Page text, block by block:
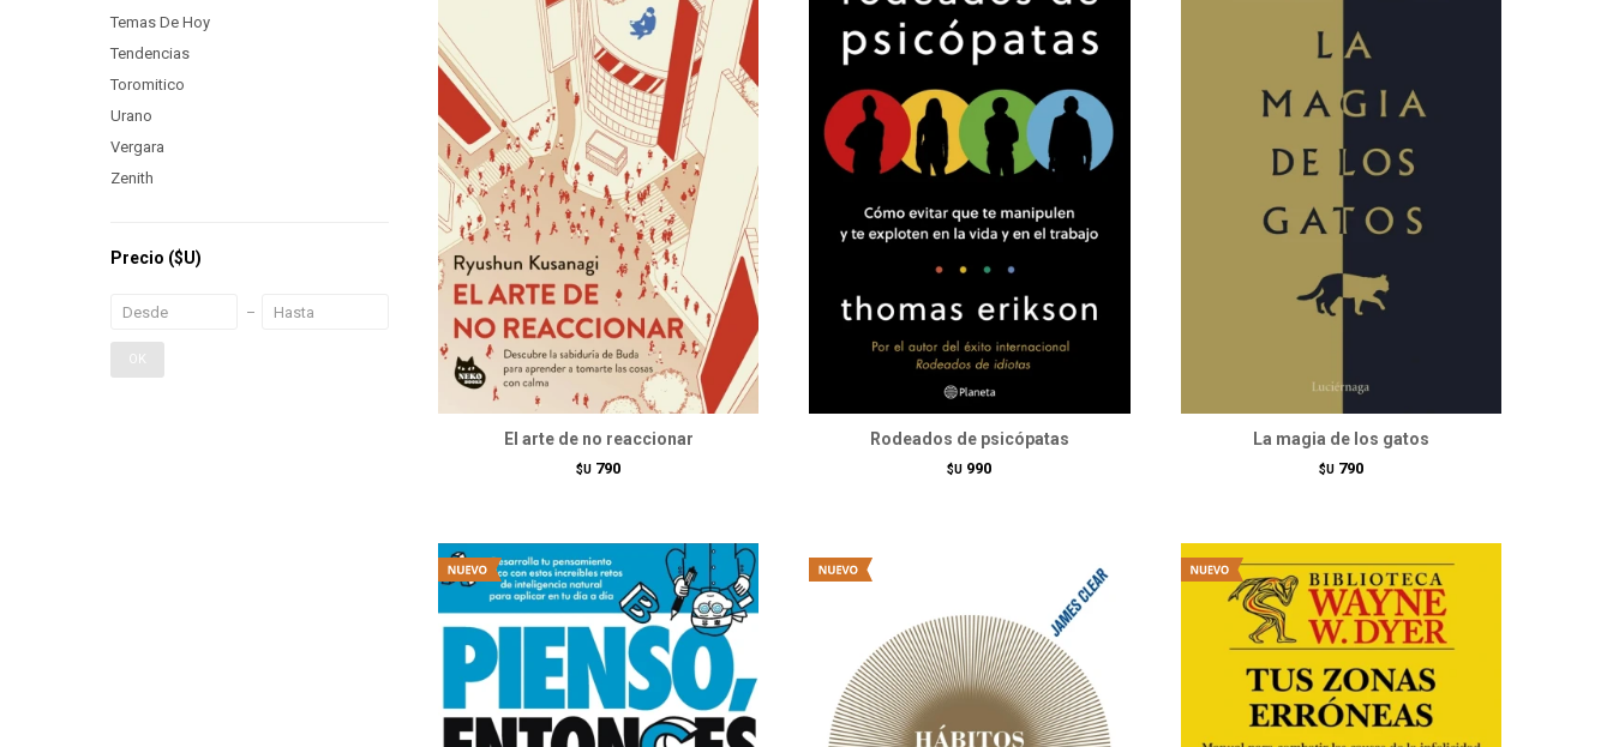
El arte de no reaccionar
$U 790
Rodeados de psicópatas
$U 990
La magia de los gatos
$U 790
Temas De Hoy
Tendencias
Toromitico
Urano
Vergara
Zenith
Precio ($U)
OK